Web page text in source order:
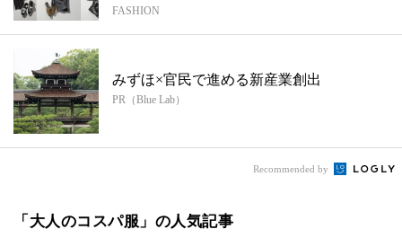
ト...
FASHION
みずほ×官民で進める新産業創出
PR（Blue Lab）
Recommended by
「大人のコスパ服」の人気記事